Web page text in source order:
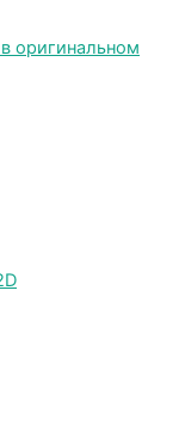
оригинальном